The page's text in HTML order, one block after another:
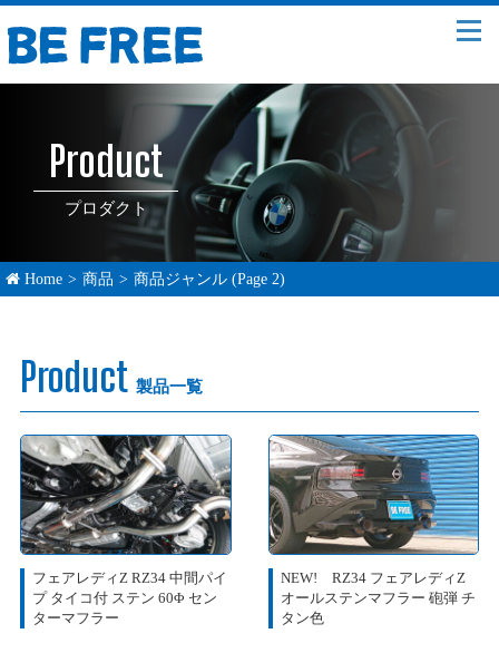
Product
プロダクト
Home > 商品 > 商品ジャンル (Page 2)
Product 製品一覧
フェアレディZ RZ34 中間パイ
プ タイコ付 ステン 60Φ セン
ターマフラー
NEW! RZ34 フェアレディZ
オールステンマフラー 砲弾 チ
タン色